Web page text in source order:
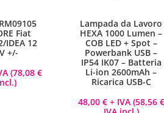
Fiat
IDEA 12
+/-
(78,08€
Lampada da Lavoro
HEXA 1000 Lumen –
COB LED + Spot –
Powerbank USB –
IP54 IK07 – Batteria
Li-ion 2600mAh –
Ricarica USB-C
48,00 €+ IVA (58,56 €